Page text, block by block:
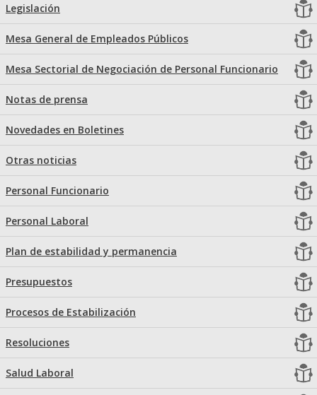
Legislación
Mesa General de Empleados Públicos
Mesa Sectorial de Negociación de Personal Funcionario
Notas de prensa
Novedades en Boletines
Otras noticias
Personal Funcionario
Personal Laboral
Plan de estabilidad y permanencia
Presupuestos
Procesos de Estabilización
Resoluciones
Salud Laboral